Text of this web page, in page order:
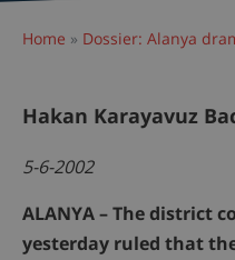
Home » Dossier: Alanya
Hakan Karayavuz
5-6-2002
ALANYA – The district
yesterday ruled that